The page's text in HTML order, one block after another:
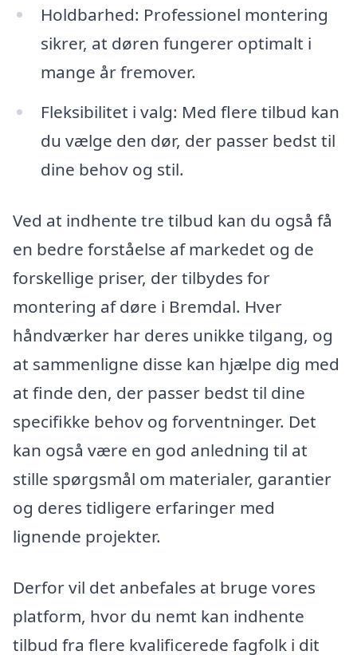
Holdbarhed: Professionel montering
sikrer, at døren fungerer optimalt i
mange år fremover.
Fleksibilitet i valg: Med flere tilbud kan
du vælge den dør, der passer bedst til
dine behov og stil.
Ved at indhente tre tilbud kan du også få
en bedre forståelse af markedet og de
forskellige priser, der tilbydes for
montering af døre i Bremdal. Hver
håndværker har deres unikke tilgang, og
at sammenligne disse kan hjælpe dig med
at finde den, der passer bedst til dine
specifikke behov og forventninger. Det
kan også være en god anledning til at
stille spørgsmål om materialer, garantier
og deres tidligere erfaringer med
lignende projekter.
Derfor vil det anbefales at bruge vores
platform, hvor du nemt kan indhente
tilbud fra flere kvalificerede fagfolk i dit